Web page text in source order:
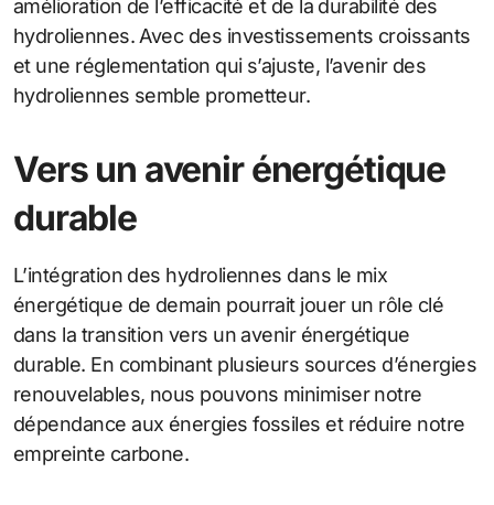
amélioration de l’efficacité et de la durabilité des
hydroliennes. Avec des investissements croissants
et une réglementation qui s’ajuste, l’avenir des
hydroliennes semble prometteur.
Vers un avenir énergétique
durable
L’intégration des hydroliennes dans le mix
énergétique de demain pourrait jouer un rôle clé
dans la transition vers un avenir énergétique
durable. En combinant plusieurs sources d’énergies
renouvelables, nous pouvons minimiser notre
dépendance aux énergies fossiles et réduire notre
empreinte carbone.